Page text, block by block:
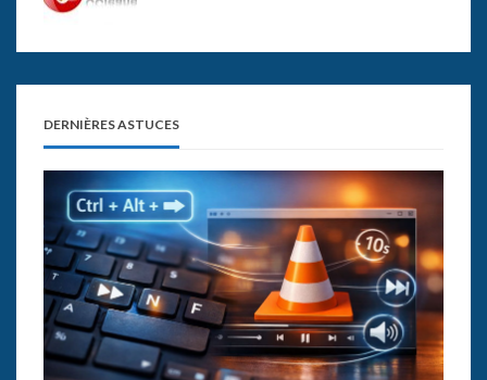
DERNIÈRES ASTUCES